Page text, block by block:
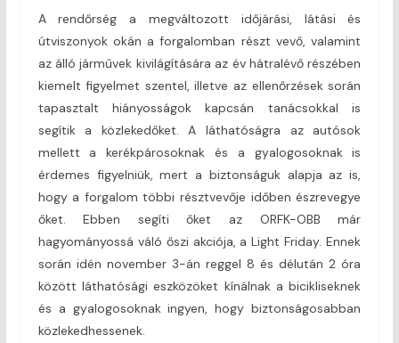
A rendőrség a megváltozott időjárási, látási és
útviszonyok okán a forgalomban részt vevő, valamint
az álló járművek kivilágítására az év hátralévő részében
kiemelt figyelmet szentel, illetve az ellenőrzések során
tapasztalt hiányosságok kapcsán tanácsokkal is
segítik a közlekedőket. A láthatóságra az autósok
mellett a kerékpárosoknak és a gyalogosoknak is
érdemes figyelniük, mert a biztonságuk alapja az is,
hogy a forgalom többi résztvevője időben észrevegye
őket. Ebben segíti őket az ORFK-OBB már
hagyományossá váló őszi akciója, a Light Friday. Ennek
során idén november 3-án reggel 8 és délután 2 óra
között láthatósági eszközöket kínálnak a bicikliseknek
és a gyalogosoknak ingyen, hogy biztonságosabban
közlekedhessenek.